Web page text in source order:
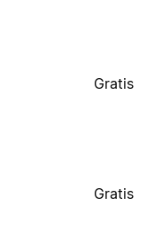
Gratis
Gratis